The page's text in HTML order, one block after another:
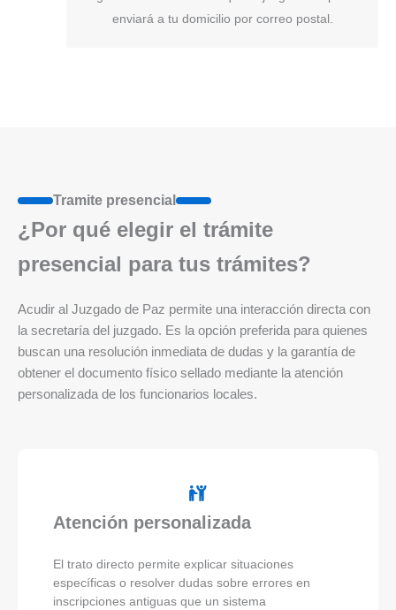
enviará a tu domicilio por correo postal.
Tramite presencial
¿Por qué elegir el trámite
presencial para tus trámites?
Acudir al Juzgado de Paz permite una interacción directa con
la secretaría del juzgado. Es la opción preferida para quienes
buscan una resolución inmediata de dudas y la garantía de
obtener el documento físico sellado mediante la atención
personalizada de los funcionarios locales.
Atención personalizada
El trato directo permite explicar situaciones
específicas o resolver dudas sobre errores en
inscripciones antiguas que un sistema